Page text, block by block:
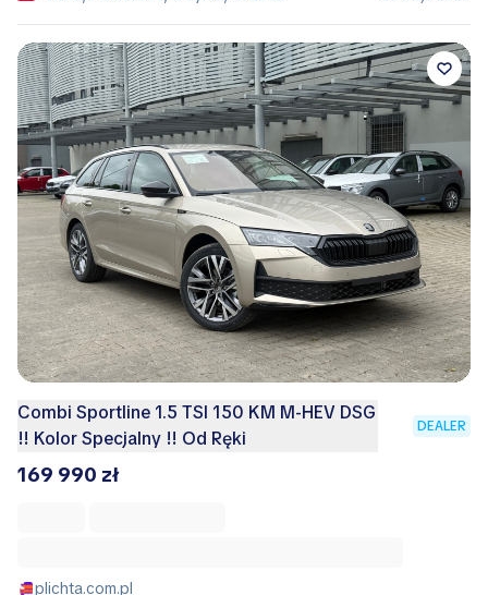
Combi Sportline 1.5 TSI 150 KM M-HEV DSG
!! Kolor Specjalny !! Od Ręki
DEALER
169 990 zł
plichta.com.pl